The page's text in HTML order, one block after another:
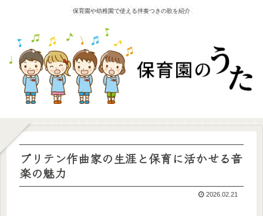
保育園や幼稚園で使える伴奏つきの歌を紹介
ブリテン作曲家の生涯と保育に活かせる音
楽の魅力
2026.02.21